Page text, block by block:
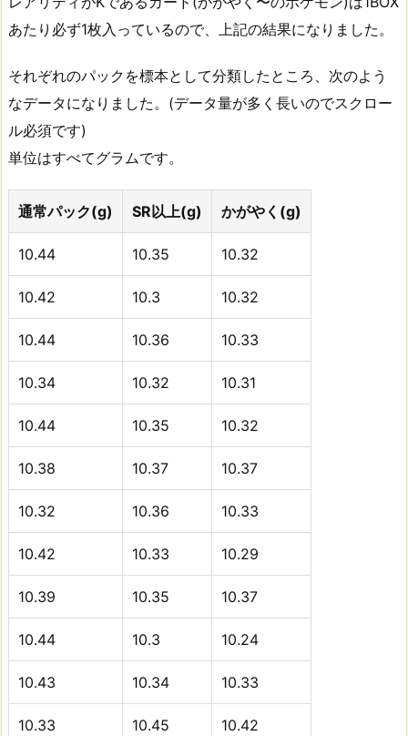
あたり必ず1枚入っているので、上記の結果になりました。
それぞれのパックを標本として分類したところ、次のよう
なデータになりました。(データ量が多く長いのでスクロー
ル必須です)
単位はすべてグラムです。
通常パック(g) SR以上(g) かがやく(g)
10.44 10.35 10.32
10.42 10.3 10.32
10.44 10.36 10.33
10.34 10.32 10.31
10.44 10.35 10.32
10.38 10.37 10.37
10.32 10.36 10.33
10.42 10.33 10.29
10.39 10.35 10.37
10.44 10.3 10.24
10.43 10.34 10.33
10.33 10.45 10.42